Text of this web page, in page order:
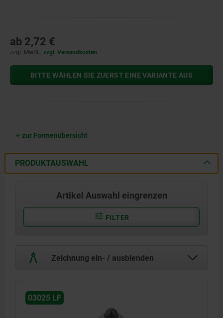
ab 2,72 €
zzgl. MwSt. zzgl. Versandkosten
BITTE WÄHLEN SIE ZUERST EINE VARIANTE AUS
zur Formenübersicht
PRODUKTAUSWAHL
Artikel Auswahl eingrenzen
FILTER
Zeichnung ein- / ausblenden
03025 LF